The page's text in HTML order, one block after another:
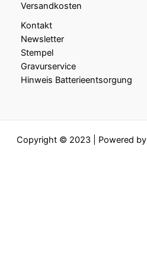
Versandkosten
Kontakt
Newsletter
Stempel
Gravurservice
Hinweis Batterieentsorgung
Copyright © 2023 | Powered by